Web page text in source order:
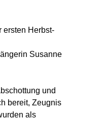
ersten Herbst-
Susanne
und
bereit, Zeugnis
als